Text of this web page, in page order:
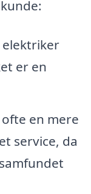
elektriker
er en
en mere
service, da